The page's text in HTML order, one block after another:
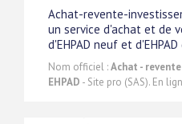
Achat-revente-
un service d'achat et de
d'EHPAD neuf et d'EHPAD
Nom officiel :Achat -
EHPAD - Site pro (SAS). En